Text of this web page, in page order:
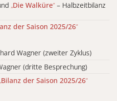
„Die Walküre“ – Halbzeitbilanz
der Saison 2025/26“
Wagner (zweiter Zyklus)
(dritte Besprechung)
„Bilanz der Saison 2025/26“